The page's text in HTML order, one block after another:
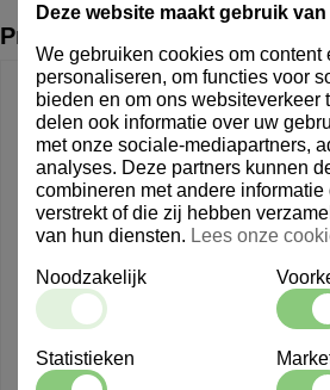
Producten uit dezelfde lijn
Deze website maakt gebruik
We gebruiken cookies om content
personaliseren, om functies voor
bieden en om ons websiteverkeer
delen ook informatie over uw
met onze sociale-mediapartners,
analyses. Deze partners kunnen
combineren met andere
verstrekt of die zij hebben
van hun diensten. Lees onze
Noodzakelijk
Statistieken